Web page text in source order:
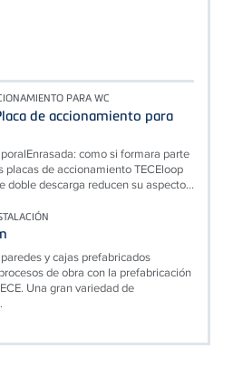
PARA WC
de accionamiento para
como si formara parte
placas de accionamiento TECEloop
doble descarga reducen su aspecto...
y cajas prefabricados
de obra con la prefabricación
Una gran variedad de